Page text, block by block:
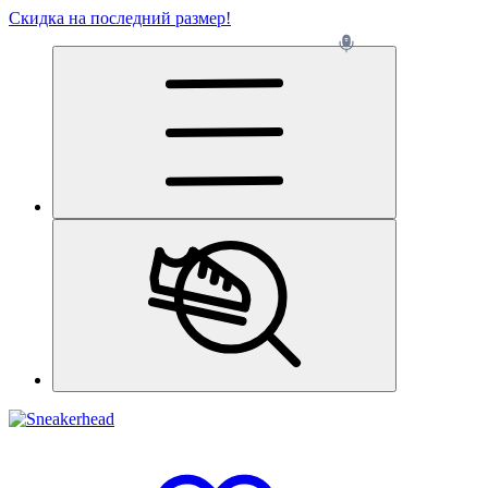
Скидка на последний размер!